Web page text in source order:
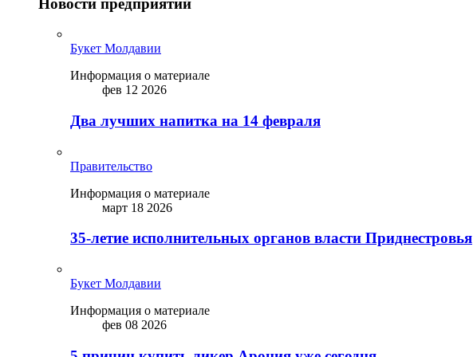
Букет Молдавии
Информация о материале
фев 12 2026
Два лучших напитка на 14 февраля
Правительство
Информация о материале
март 18 2026
35-летие исполнительных органов власти Приднестровья
Букет Молдавии
Информация о материале
фев 08 2026